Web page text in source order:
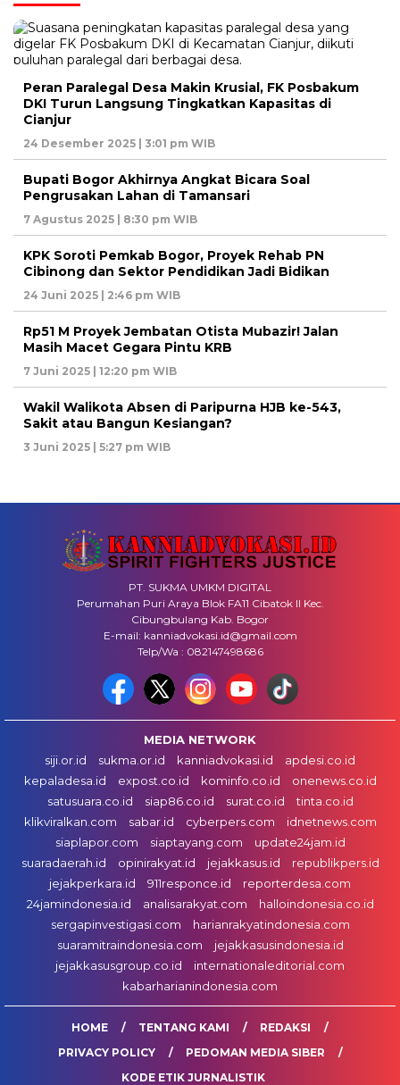
Peran Paralegal Desa Makin Krusial, FK Posbakum
DKI Turun Langsung Tingkatkan Kapasitas di
Cianjur
24 Desember 2025 | 3:01 pm WIB
Bupati Bogor Akhirnya Angkat Bicara Soal
Pengrusakan Lahan di Tamansari
7 Agustus 2025 | 8:30 pm WIB
KPK Soroti Pemkab Bogor, Proyek Rehab PN
Cibinong dan Sektor Pendidikan Jadi Bidikan
24 Juni 2025 | 2:46 pm WIB
Rp51 M Proyek Jembatan Otista Mubazir! Jalan
Masih Macet Gegara Pintu KRB
7 Juni 2025 | 12:20 pm WIB
Wakil Walikota Absen di Paripurna HJB ke-543,
Sakit atau Bangun Kesiangan?
3 Juni 2025 | 5:27 pm WIB
PT. SUKMA UMKM DIGITAL
Perumahan Puri Araya Blok FA11 Cibatok II Kec.
Cibungbulang Kab. Bogor
E-mail: kanniadvokasi.id@gmail.com
Telp/Wa : 082147498686
MEDIA NETWORK
siji.or.id
sukma.or.id kanniadvokasi.id
apdesi.co.id
kepaladesa.id
expost.co.id kominfo.co.id
onenews.co.id
satusuara.co.id
siap86.co.id surat.co.id
tinta.co.id
klikviralkan.com
sabar.id cyberpers.com
idnetnews.com
siaplapor.com
siaptayang.com
update24jam.id
suaradaerah.id
opinirakyat.id jejakkasus.id
republikpers.id
jejakperkara.id
911responce.id
reporterdesa.com
24jamindonesia.id
analisarakyat.com
halloindonesia.co.id
sergapinvestigasi.com
harianrakyatindonesia.com
suaramitraindonesia.com
jejakkasusindonesia.id
jejakkasusgroup.co.id
internationaleditorial.com
kabarharianindonesia.com
HOME TENTANG KAMI
REDAKSI
PRIVACY POLICY
PEDOMAN MEDIA SIBER
KODE ETIK JURNALISTIK